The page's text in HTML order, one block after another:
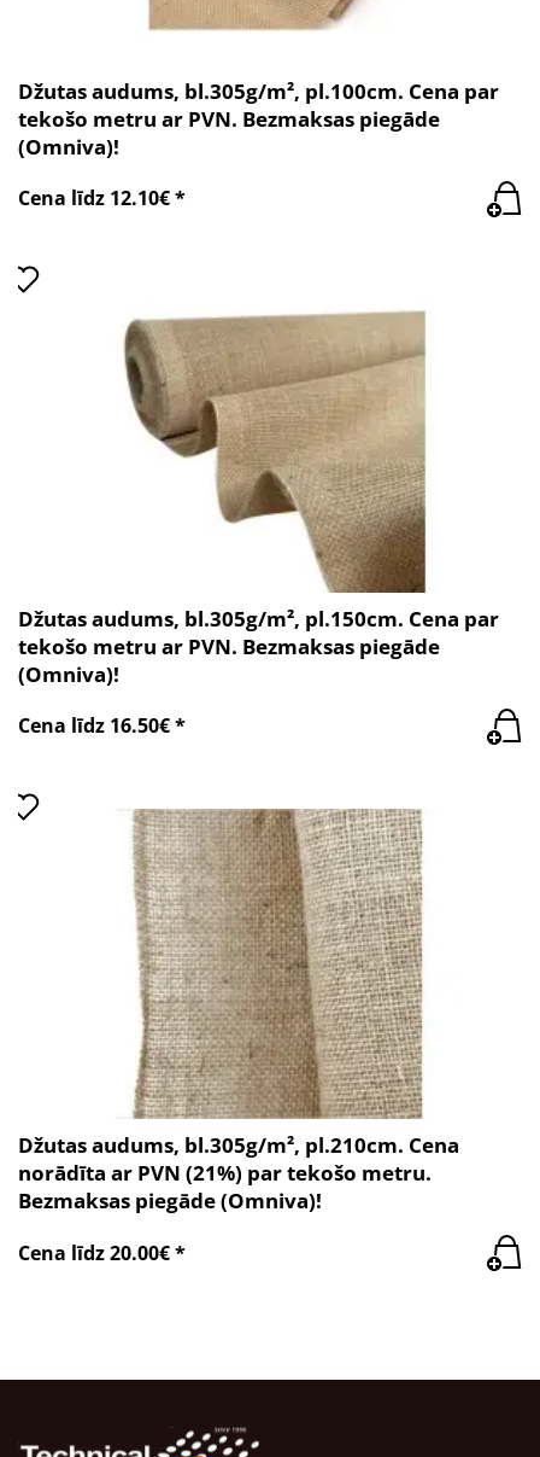
Džutas audums, bl.305g/m², pl.100cm. Cena par
tekošo metru ar PVN. Bezmaksas piegāde
(Omniva)!
Cena līdz 12.10€ *
Džutas audums, bl.305g/m², pl.150cm. Cena par
tekošo metru ar PVN. Bezmaksas piegāde
(Omniva)!
Cena līdz 16.50€ *
Džutas audums, bl.305g/m², pl.210cm. Cena
norādīta ar PVN (21%) par tekošo metru.
Bezmaksas piegāde (Omniva)!
Cena līdz 20.00€ *